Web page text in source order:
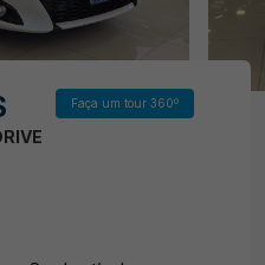
Faça um tour 360º